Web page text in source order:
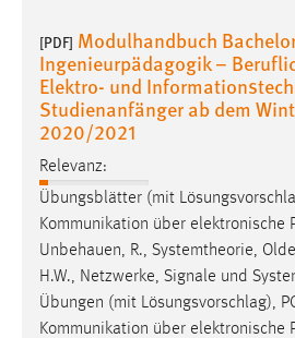
[PDF] Modulhandbuch
Ingenieurpädagogik –
Elektro- und
Studienanfänger ab dem
2020/2021
Relevanz:
Übungsblätter (mit
Kommunikation über elektronische
Unbehauen, R., Systemtheorie,
H.W., Netzwerke, Signale und
Übungen (mit Lösungsvorschlag),
Kommunikation über elektronische